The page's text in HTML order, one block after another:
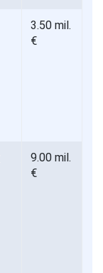
3.50 mil.
€
9.00 mil.
€